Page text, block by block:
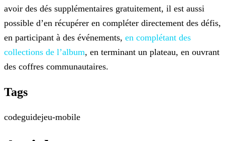
avoir des dés supplémentaires gratuitement, il est aussi
possible d’en récupérer en compléter directement des défis,
en participant à des événements, en complétant des
collections de l’album, en terminant un plateau, en ouvrant
des coffres communautaires.
Tags
codeguidejeu-mobile